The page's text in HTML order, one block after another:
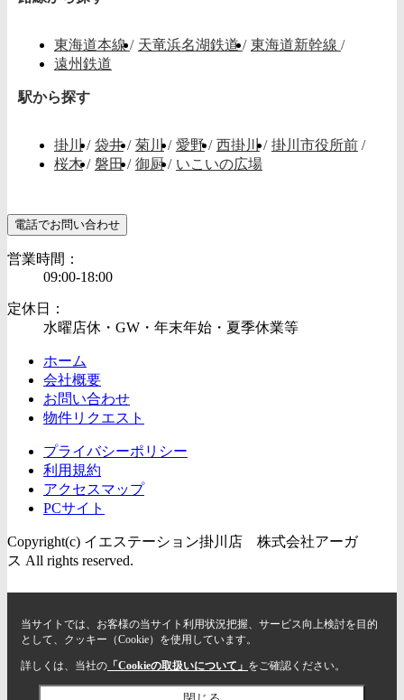
東海道本線/ 天竜浜名湖鉄道/ 東海道新幹線 /
遠州鉄道
駅から探す
掛川 / 袋井 / 菊川 / 愛野 / 西掛川 / 掛川市役所前 /
桜木 / 磐田 / 御厨 / いこいの広場
電話でお問い合わせ
営業時間：
09:00-18:00
定休日：
水曜店休・GW・年末年始・夏季休業等
ホーム
会社概要
お問い合わせ
物件リクエスト
プライバシーポリシー
利用規約
アクセスマップ
PCサイト
Copyright(c) イエステーション掛川店 株式会社アーガ
ス All rights reserved.
当サイトでは、お客様の当サイト利用状況把握、サービス向上検討を目的
として、クッキー（Cookie）を使用しています。
詳しくは、当社の 「Cookieの取扱いについて」 をご確認ください。